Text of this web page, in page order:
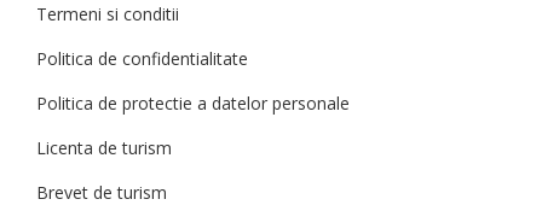
Termeni si conditii
Politica de confidentialitate
Politica de protectie a datelor personale
Licenta de turism
Brevet de turism